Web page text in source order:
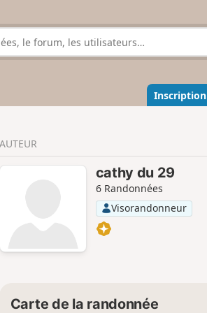
Inscription
AUTEUR
cathy du 29
6 Randonnées
Visorandonneur
Carte de la randonnée